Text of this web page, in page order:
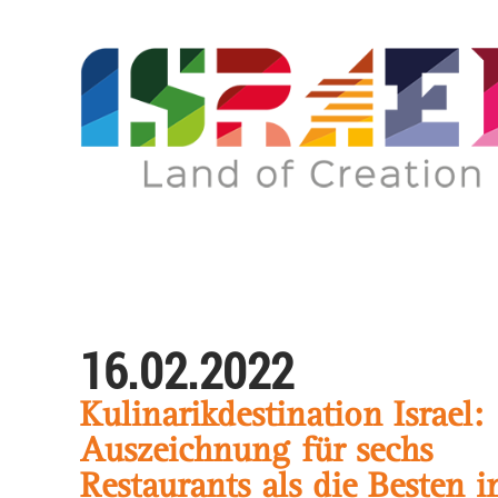
16.02.2022
Kulinarikdestination Israel:
Auszeichnung für sechs
Restaurants als die Besten